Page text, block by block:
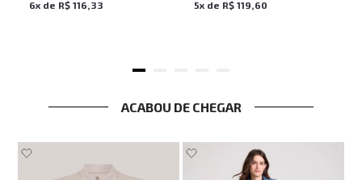
6x de R$ 116 33 5x de R$ 119 60
ACABOU DE CHEGAR